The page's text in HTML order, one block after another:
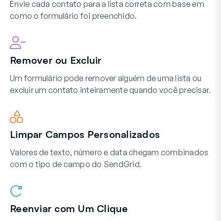
Envie cada contato para a lista correta com base em
como o formulário foi preenchido.
Remover ou Excluir
Um formulário pode remover alguém de uma lista ou
excluir um contato inteiramente quando você precisar.
Limpar Campos Personalizados
Valores de texto, número e data chegam combinados
com o tipo de campo do SendGrid.
Reenviar com Um Clique